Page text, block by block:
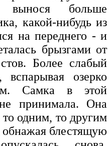
больше
какой-нибудь из
на переднего - и
брызгами от
Более слабый
вспарывая озерко
Самка в этой
принимала. Она
то одним, то другим
блестящую